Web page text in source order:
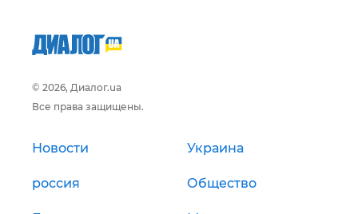
© 2026, Диалог.ua
Все права защищены.
Новости Украина
россия Общество